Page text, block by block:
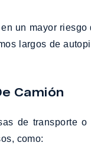
un mayor
largos de
Camión
de transporte
como: